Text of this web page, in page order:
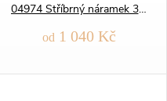
04974 Stříbrný náramek 3+1 H-FIGARO 080
od 1 040 Kč